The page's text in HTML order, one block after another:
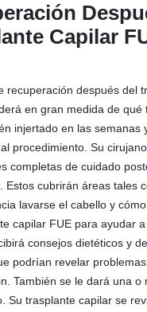
Capilar
recuperación después del
en gran medida de qué
injertado en las semanas
procedimiento. Su
completas de cuidado
Estos cubrirán áreas tales
lavarse el cabello y
capilar FUE para ayudar a
consejos dietéticos y
podrían revelar
También se le dará una o
Su trasplante capilar se